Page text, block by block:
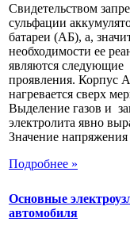
Свидетельством
сульфации
батареи (АБ), а,
необходимости ее
являются следующие
проявления. Корпус
нагревается сверх
Выделение газов и
электролита явно
Значение напряжения
Подробнее »
Основные
автомобиля